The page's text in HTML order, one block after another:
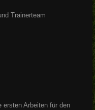
Trainerteam
ersten Arbeiten für den